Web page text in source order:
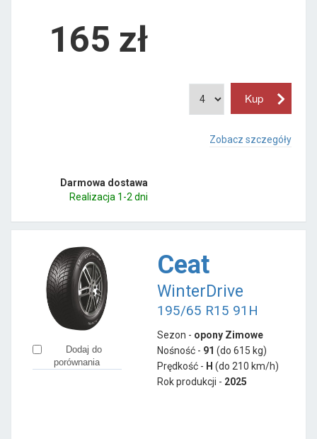
165 zł
Zobacz szczegóły
Darmowa dostawa
Realizacja 1-2 dni
Dodaj do
porównania
Ceat
WinterDrive
195/65 R15 91H
Sezon - opony Zimowe
Nośność - 91 (do 615 kg)
Prędkość - H (do 210 km/h)
Rok produkcji - 2025